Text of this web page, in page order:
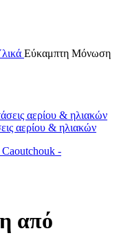
Εύκαμπτη Μόνωση
αερίου & ηλιακών
από